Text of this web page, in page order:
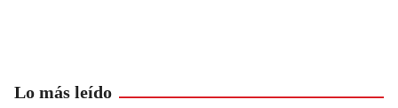
Lo más leído